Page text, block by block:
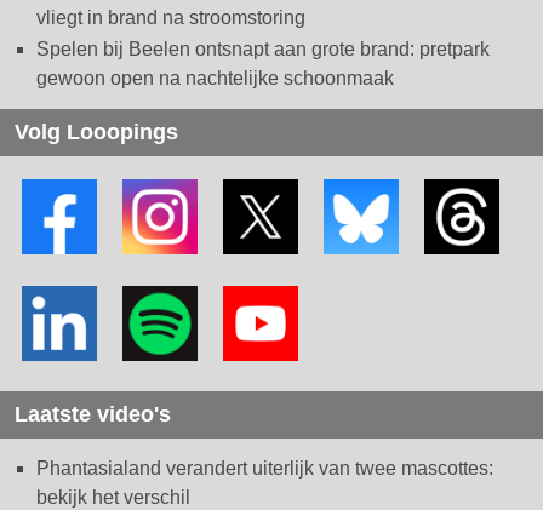
vliegt in brand na stroomstoring
Spelen bij Beelen ontsnapt aan grote brand: pretpark
gewoon open na nachtelijke schoonmaak
Volg Looopings
Laatste video's
Phantasialand verandert uiterlijk van twee mascottes:
bekijk het verschil